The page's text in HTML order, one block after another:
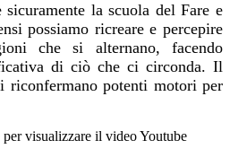
la scuola del Fare e
possiamo ricreare e percepire
che si alternano, facendo
di ciò che ci circonda. Il
riconfermano potenti motori per
visualizzare il video Youtube